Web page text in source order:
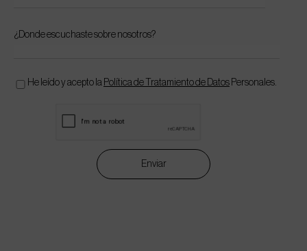
¿Donde escuchaste sobre nosotros?
He leído y acepto la Política de Tratamiento de Datos Personales.
Enviar